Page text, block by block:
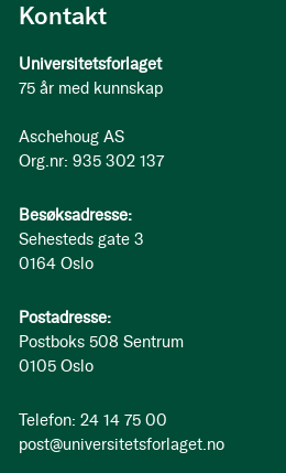
Kontakt
Universitetsforlaget
75 år med kunnskap
Aschehoug AS
Org.nr: 935 302 137
Besøksadresse:
Sehesteds gate 3
0164 Oslo
Postadresse:
Postboks 508 Sentrum
0105 Oslo
Telefon: 24 14 75 00
post@universitetsforlaget.no